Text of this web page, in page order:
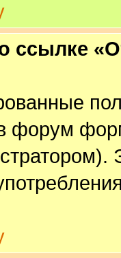
ссылке
форум